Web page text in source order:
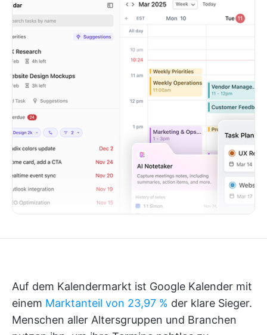
Auf dem Kalendermarkt ist Google Kalender mit
einem Marktanteil von 23,97 % der klare Sieger.
Menschen aller Altersgruppen und Branchen